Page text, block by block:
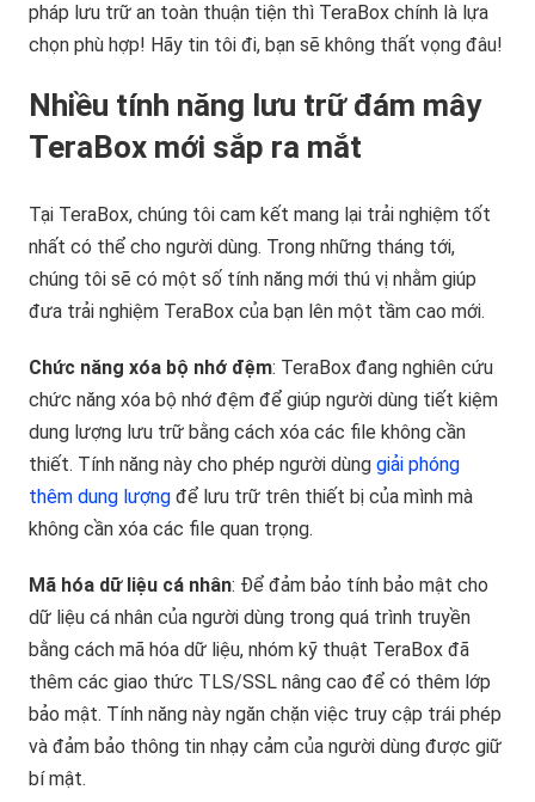
pháp lưu trữ an toàn thuận tiện thì TeraBox chính là lựa
chọn phù hợp! Hãy tin tôi đi, bạn sẽ không thất vọng đâu!
Nhiều tính năng lưu trữ đám mây
TeraBox mới sắp ra mắt
Tại TeraBox, chúng tôi cam kết mang lại trải nghiệm tốt
nhất có thể cho người dùng. Trong những tháng tới,
chúng tôi sẽ có một số tính năng mới thú vị nhằm giúp
đưa trải nghiệm TeraBox của bạn lên một tầm cao mới.
Chức năng xóa bộ nhớ đệm: TeraBox đang nghiên cứu
chức năng xóa bộ nhớ đệm để giúp người dùng tiết kiệm
dung lượng lưu trữ bằng cách xóa các file không cần
thiết. Tính năng này cho phép người dùnggiải phóng
thêm dung lượng để lưu trữ trên thiết bị của mình mà
không cần xóa các file quan trọng.
Mã hóa dữ liệu cá nhân: Để đảm bảo tính bảo mật cho
dữ liệu cá nhân của người dùng trong quá trình truyền
bằng cách mã hóa dữ liệu, nhóm kỹ thuật TeraBox đã
thêm các giao thức TLS/SSL nâng cao để có thêm lớp
bảo mật. Tính năng này ngăn chặn việc truy cập trái phép
và đảm bảo thông tin nhạy cảm của người dùng được giữ
bí mật.